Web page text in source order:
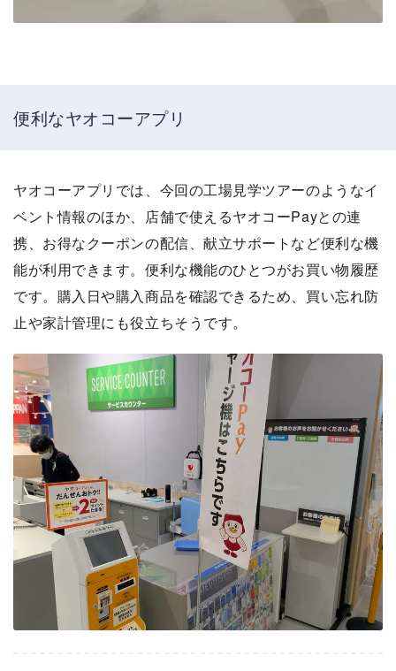
便利なヤオコーアプリ
ヤオコーアプリでは、今回の工場見学ツアーのようなイ
ベント情報のほか、店舗で使えるヤオコーPayとの連
携、お得なクーポンの配信、献立サポートなど便利な機
能が利用できます。便利な機能のひとつがお買い物履歴
です。購入日や購入商品を確認できるため、買い忘れ防
止や家計管理にも役立ちそうです。